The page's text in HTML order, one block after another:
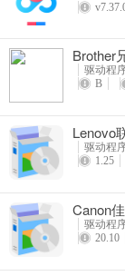
Brother
驱动
驱动程
B
Lenovo
笔记本
驱动程
1.25
Canon
驱动程
20.10